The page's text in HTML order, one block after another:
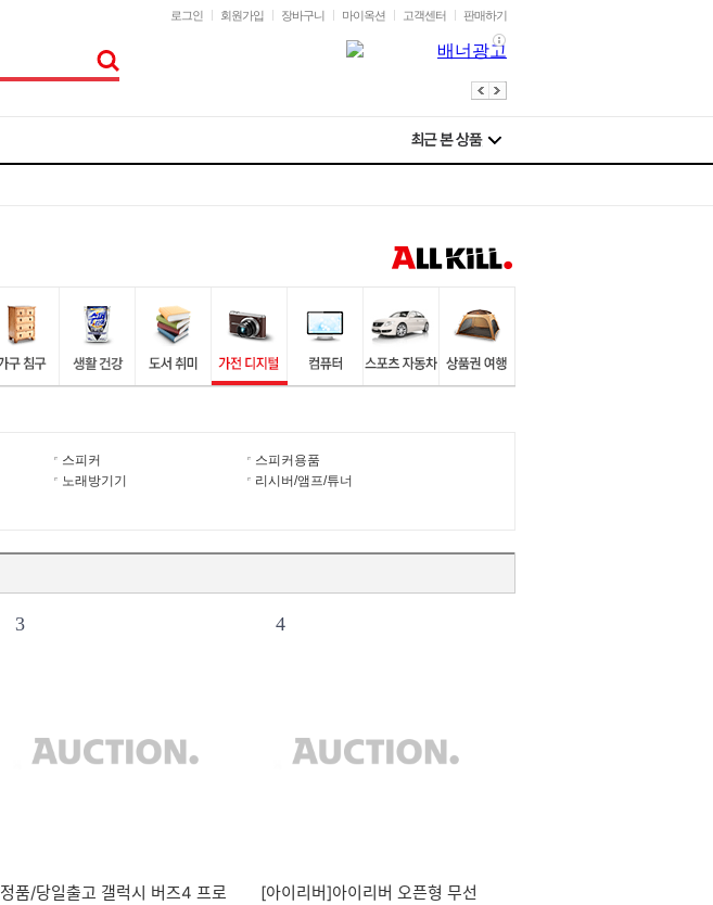
로그인 회원가입 장바구니 마이옥션 고객센터 판매하기
스피커
스피커용품
노래방기기
리시버/앰프/튜너
3
정품/당일출고 갤럭시 버즈4 프로
4
[아이리버]아이리버 오픈형 무선